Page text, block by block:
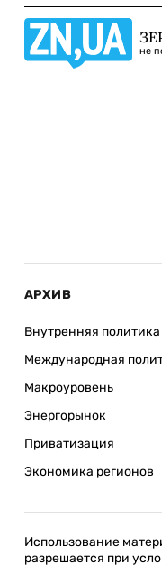
не
АРХИВ
Внутренняя политика
Международная
Макроуровень
Энергорынок
Приватизация
Экономика регионов
Использование
разрешается при